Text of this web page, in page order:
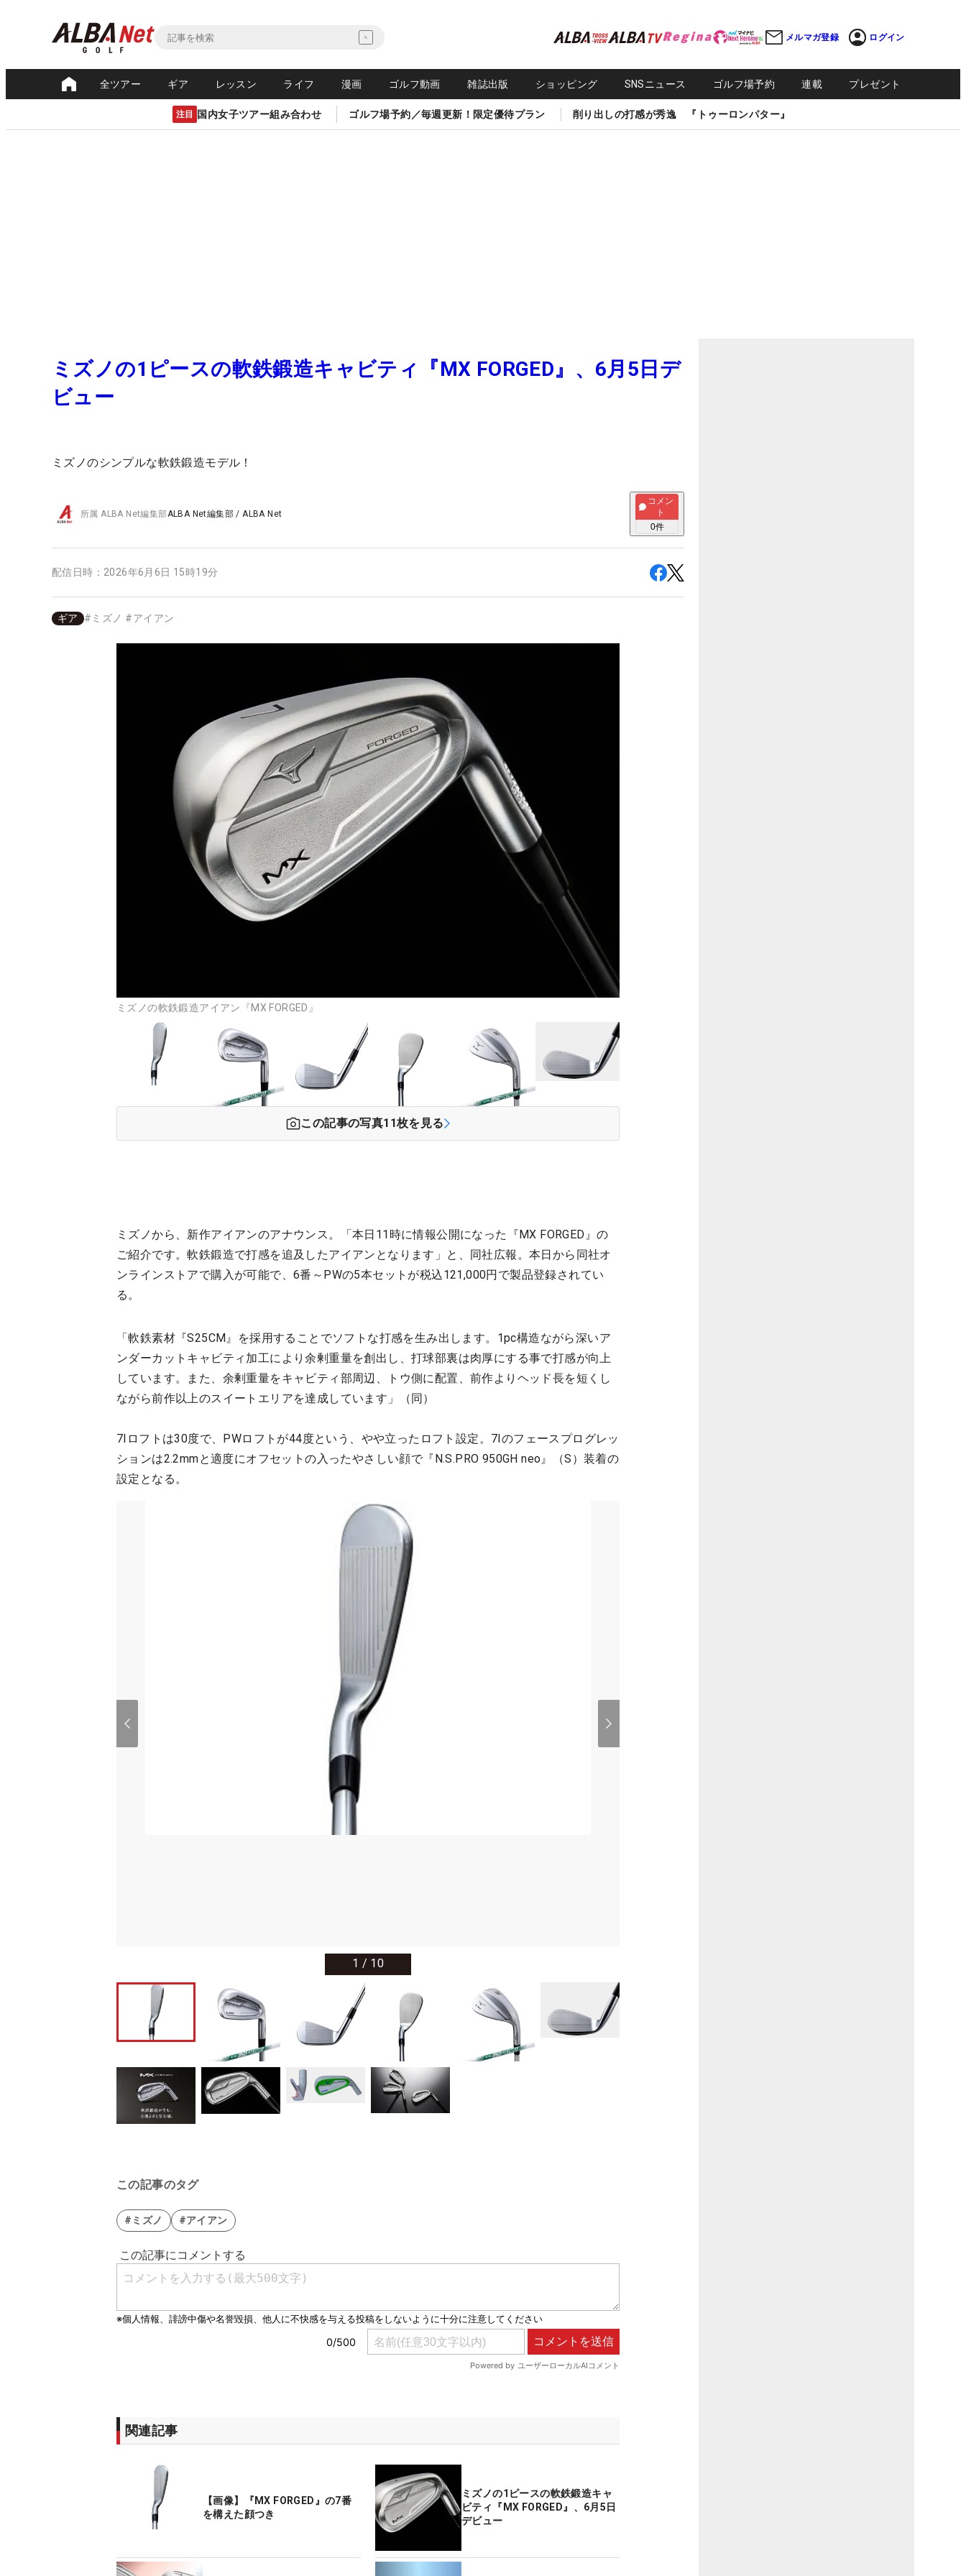
メルマガ登録 ログイン
全ツアー ギア レッスン ライフ 漫画 ゴルフ動画 雑誌出版 ショッピング SNSニュース ゴルフ場予約 連載 プレゼント
注目 国内女子ツアー組み合わせ ゴルフ場予約／毎週更新！限定優待プラン 削り出しの打感が秀逸 『トゥーロンパター』
ミズノの1ピースの軟鉄鍛造キャビティ『MX FORGED』、6月5日デ
ビュー
ミズノのシンプルな軟鉄鍛造モデル！
所属ALBA Net編集部ALBA Net編集部 /ALBA Net
コメン
ト
0件
配信日時： 2026年6月6日 15時19分
ギア # ミズノ #アイアン
ミズノの軟鉄鍛造アイアン『MX FORGED』
この記事の写真11枚を見る
ミズノから、新作アイアンのアナウンス。「本日11時に情報公開になった『MX FORGED』の
ご紹介です。軟鉄鍛造で打感を追及したアイアンとなります」と、同社広報。本日から同社オ
ンラインストアで購入が可能で、6番～PWの5本セットが税込121,000円で製品登録されてい
る。
「軟鉄素材『S25CM』を採用することでソフトな打感を生み出します。1pc構造ながら深いア
ンダーカットキャビティ加工により余剰重量を創出し、打球部裏は肉厚にする事で打感が向上
しています。また、余剰重量をキャビティ部周辺、トウ側に配置、前作よりヘッド長を短くし
ながら前作以上のスイートエリアを達成しています」（同）
7Iロフトは30度で、PWロフトが44度という、やや立ったロフト設定。7Iのフェースプログレッ
ションは2.2mmと適度にオフセットの入ったやさしい顔で『N.S.PRO 950GH neo』（S）装着の
設定となる。
1 / 10
この記事のタグ
#ミズノ #アイアン
関連記事
【画像】『MX FORGED』の7番
を構えた顔つき
ミズノの1ピースの軟鉄鍛造キャ
ビティ『MX FORGED』、6月5日
デビュー